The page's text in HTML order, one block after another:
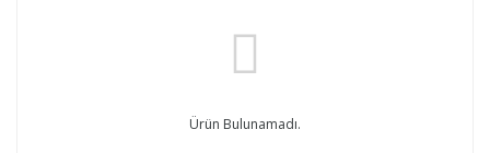
Ürün Bulunamadı.